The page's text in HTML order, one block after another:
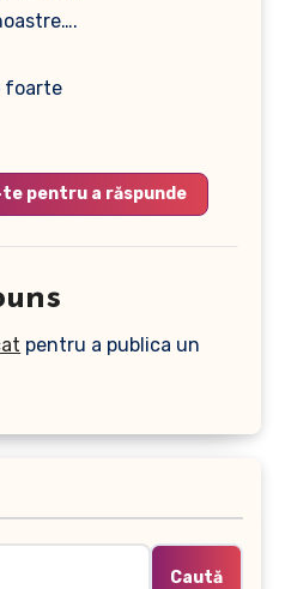
foarte
pentru a răspunde
pentru a publica un
Caută